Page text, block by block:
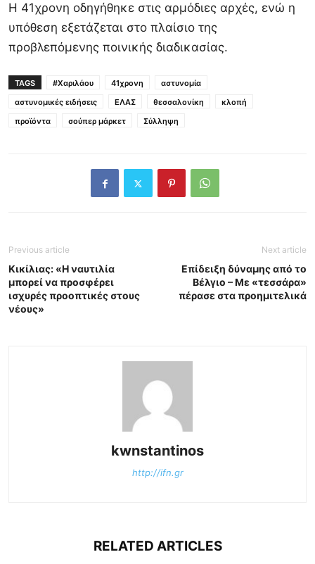
Η 41χρονη οδηγήθηκε στις αρμόδιες αρχές, ενώ η
υπόθεση εξετάζεται στο πλαίσιο της
προβλεπόμενης ποινικής διαδικασίας.
TAGS #Χαριλάου 41χρονη
αστυνομία
αστυνομικές ειδήσεις
ΕΛΑΣ θεσσαλονίκη
κλοπή
προϊόντα
σούπερ μάρκετ Σύλληψη
Previous article
Κικίλιας: «Η ναυτιλία
μπορεί να προσφέρει
ισχυρές προοπτικές στους
νέους»
Next article
Επίδειξη δύναμης από το
Βέλγιο – Με «τεσσάρα»
πέρασε στα προημιτελικά
kwnstantinos
http://ifn.gr
RELATED ARTICLES